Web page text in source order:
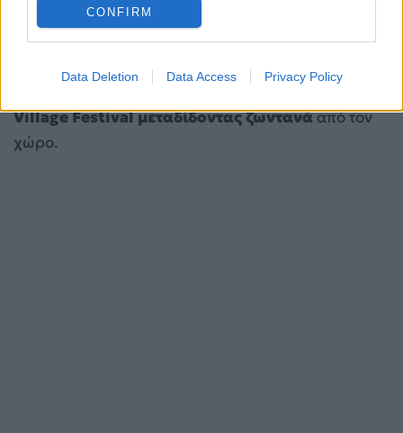
CONFIRM
Data Deletion Data Access Privacy Policy
Mad Radio 106.2: Live από το Village
106,2, το Official Radio
VillageFestivalμεταδίδοντας ζωντανάαπό τον
χώρο.